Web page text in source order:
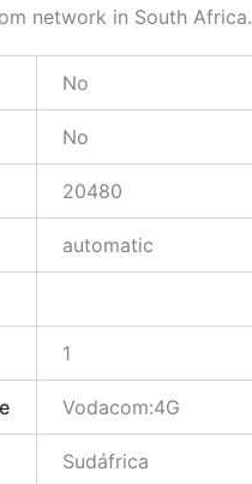
network in South Africa.
No
No
20480
automatic
1
Vodacom:4G
Sudáfrica